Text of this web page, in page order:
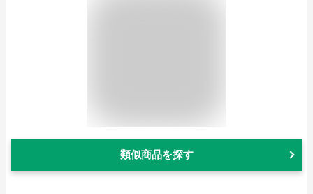
類似商品を探す